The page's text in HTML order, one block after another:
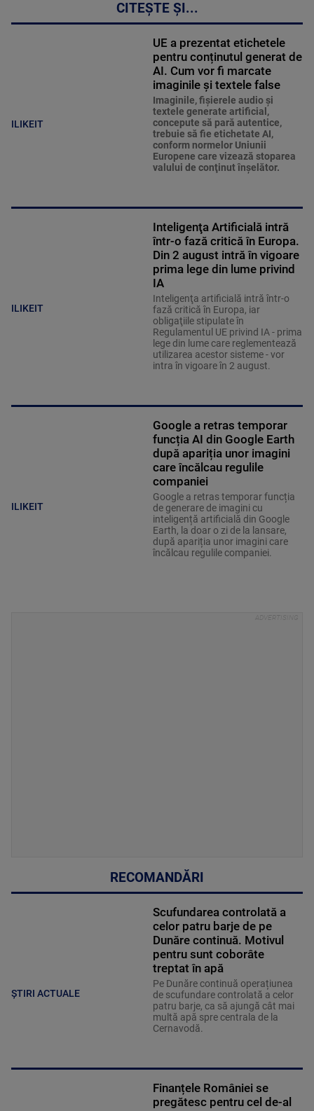
CITEȘTE ȘI...
ILIKEIT
UE a prezentat etichetele
pentru conținutul generat de
AI. Cum vor fi marcate
imaginile și textele false
Imaginile, fişierele audio şi
textele generate artificial,
concepute să pară autentice,
trebuie să fie etichetate AI,
conform normelor Uniunii
Europene care vizează stoparea
valului de conţinut înşelător.
ILIKEIT
Inteligenţa Artificială intră
într-o fază critică în Europa.
Din 2 august intră în vigoare
prima lege din lume privind
IA
Inteligenţa artificială intră într-o
fază critică în Europa, iar
obligaţiile stipulate în
Regulamentul UE privind IA - prima
lege din lume care reglementează
utilizarea acestor sisteme - vor
intra în vigoare în 2 august.
ILIKEIT
Google a retras temporar
funcția AI din Google Earth
după apariția unor imagini
care încălcau regulile
companiei
Google a retras temporar funcția
de generare de imagini cu
inteligență artificială din Google
Earth, la doar o zi de la lansare,
după apariția unor imagini care
încălcau regulile companiei.
RECOMANDĂRI
ȘTIRI ACTUALE
Scufundarea controlată a
celor patru barje de pe
Dunăre continuă. Motivul
pentru sunt coborâte
treptat în apă
Pe Dunăre continuă operațiunea
de scufundare controlată a celor
patru barje, ca să ajungă cât mai
multă apă spre centrala de la
Cernavodă.
Finanțele României se
pregătesc pentru cel de-al